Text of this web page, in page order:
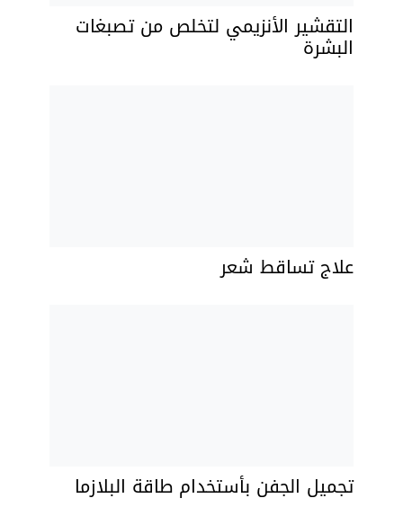
التقشير الأنزيمي لتخلص من تصبغات
البشرة
علاج تساقط شعر
تجميل الجفن بأستخدام طاقة البلازما